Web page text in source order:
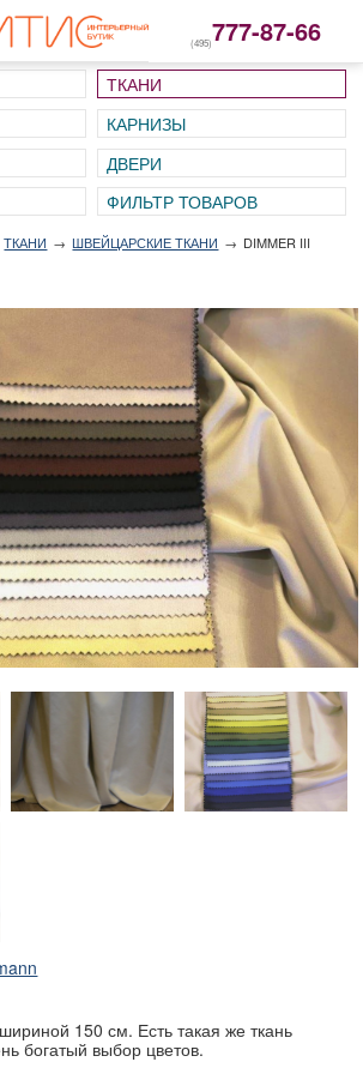
(495)777-87-66
ТКАНИ
КАРНИЗЫ
ДВЕРИ
ТКАНИ → ШВЕЙЦАРСКИЕ ТКАНИ → DIMMER III
150 см. Есть такая же ткань
богатый выбор цветов.